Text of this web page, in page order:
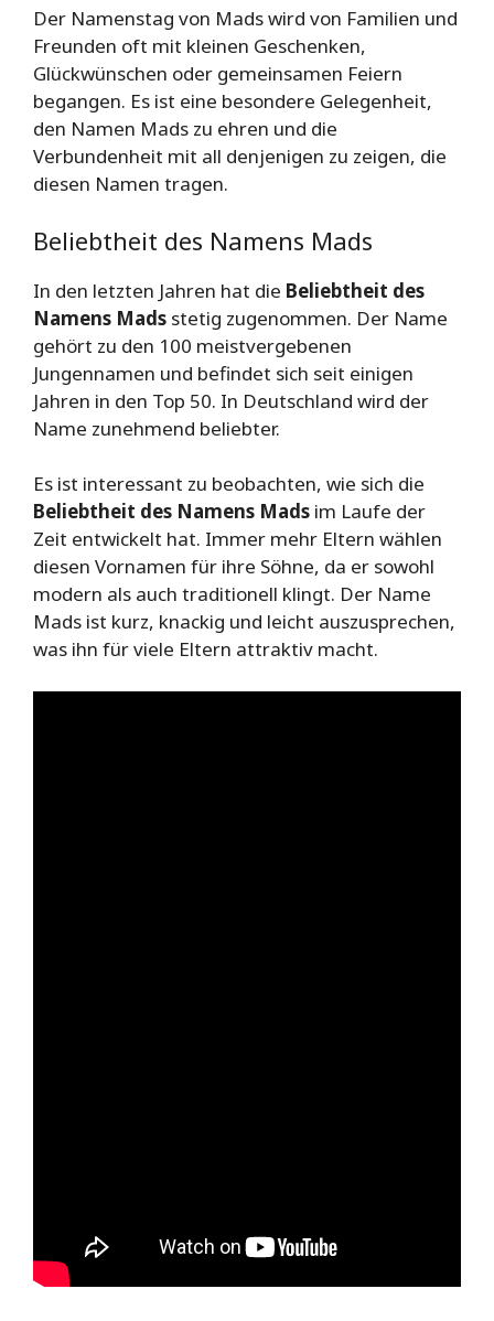
Der Namenstag von Mads wird von Familien und
Freunden oft mit kleinen Geschenken,
Glückwünschen oder gemeinsamen Feiern
begangen. Es ist eine besondere Gelegenheit,
den Namen Mads zu ehren und die
Verbundenheit mit all denjenigen zu zeigen, die
diesen Namen tragen.
Beliebtheit des Namens Mads
In den letzten Jahren hat die Beliebtheit des
Namens Mads stetig zugenommen. Der Name
gehört zu den 100 meistvergebenen
Jungennamen und befindet sich seit einigen
Jahren in den Top 50. In Deutschland wird der
Name zunehmend beliebter.
Es ist interessant zu beobachten, wie sich die
Beliebtheit des Namens Mads im Laufe der
Zeit entwickelt hat. Immer mehr Eltern wählen
diesen Vornamen für ihre Söhne, da er sowohl
modern als auch traditionell klingt. Der Name
Mads ist kurz, knackig und leicht auszusprechen,
was ihn für viele Eltern attraktiv macht.